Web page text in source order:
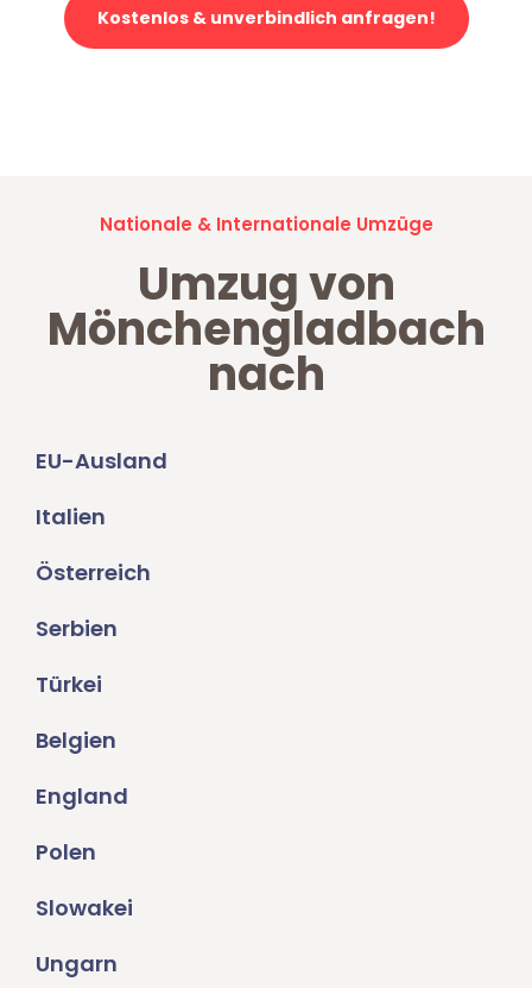
Kostenlos & unverbindlich anfragen!
Nationale & Internationale Umzüge
Umzug von
Mönchengladbach
nach
EU-Ausland
Italien
Österreich
Serbien
Türkei
Belgien
England
Polen
Slowakei
Ungarn